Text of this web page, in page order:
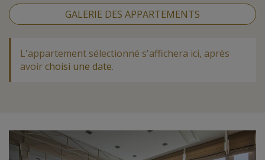
GALERIE DES APPARTEMENTS
L'appartement sélectionné s'affichera ici, après
avoirchoisi une date.